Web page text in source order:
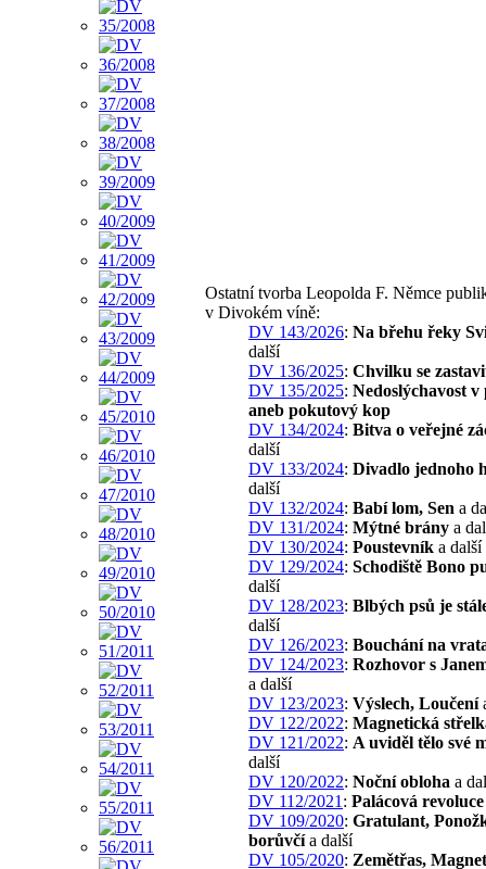
Ostatní tvorba Leopolda F. Němce
v Divokém víně:
DV 143/2026: Na břehu řeky
další
DV 136/2025: Chvilku se
DV 135/2025: Nedoslýchavost v
aneb pokutový kop
DV 134/2024: Bitva o veřejné
další
DV 133/2024: Divadlo jednoho
další
DV 132/2024: Babí lom, Sen a
DV 131/2024: Mýtné brány a
DV 130/2024: Poustevník a další
DV 129/2024: Schodiště Bono
další
DV 128/2023: Blbých psů je
další
DV 126/2023: Bouchání na
DV 124/2023: Rozhovor s
a další
DV 123/2023: Výslech, Loučení
DV 122/2022: Magnetická
DV 121/2022: A uviděl tělo své
další
DV 120/2022: Noční obloha a
DV 112/2021 : Palácová revoluce
DV 109/2020: Gratulant,
borůvčía další
DV 105/2020: Zemětřas,